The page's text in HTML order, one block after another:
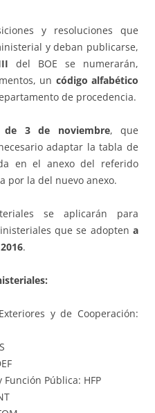
y resoluciones que
y deban publicarse,
del BOE se numerarán,
un código alfabético
de procedencia.
de 3 de noviembre, que
adaptar la tabla de
en el anexo del referido
por la del nuevo anexo.
se aplicarán para
que se adopten a
.
y de Cooperación:
Pública: HFP